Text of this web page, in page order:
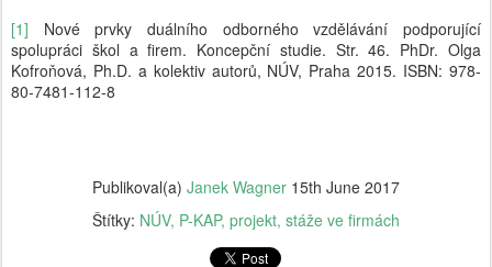
[1] Nové prvky duálního odborného vzdělávání podporující
spolupráci škol a firem. Koncepční studie. Str. 46. PhDr. Olga
Kofroňová, Ph.D. a kolektiv autorů, NÚV, Praha 2015. ISBN: 978-
80-7481-112-8
Publikoval(a) Janek Wagner 15th June 2017
Štítky: NÚV P-KAP projekt stáže ve firmách